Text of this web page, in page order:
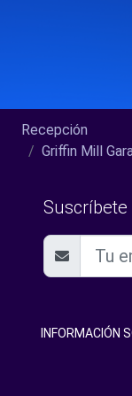
Recepción
Griffin Mill
Suscríbete
INFORMACIÓN